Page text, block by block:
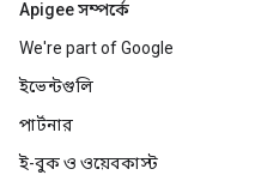
Apigee সম্পর্কে
We're part of Google
ইভেন্টগুলি
পার্টনার
ই-বুক ও ওয়েবকাস্ট